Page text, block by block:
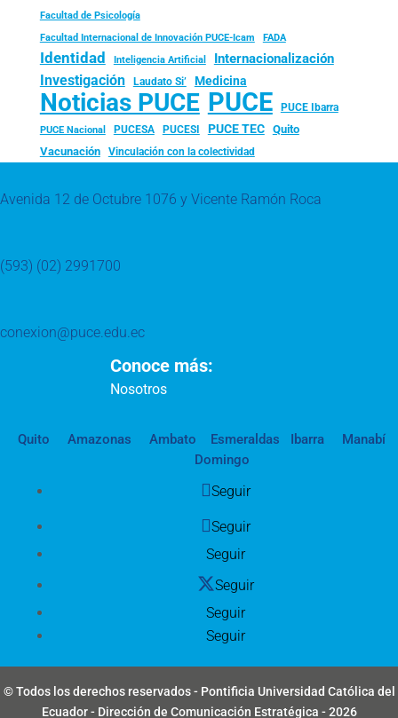
Facultad de Psicología
Facultad Internacional de Innovación PUCE-Icam FADA
Identidad Inteligencia Artificial Internacionalización
Investigación Laudato Si’ Medicina
Noticias PUCE PUCE PUCE Ibarra
PUCE Nacional PUCESA PUCESI PUCE TEC
Quito
Vacunación
Vinculación con la colectividad
Avenida 12 de Octubre 1076 y Vicente Ramón Roca
(593) (02) 2991700
conexion@puce.edu.ec
Conoce más:
Nosotros
Quito Amazonas Ambato Esmeraldas Ibarra
Manabí
Domingo
Seguir
Seguir
Seguir
Seguir
Seguir
Seguir
© Todos los derechos reservados - Pontificia Universidad Católica del
Ecuador - Dirección de Comunicación Estratégica - 2026